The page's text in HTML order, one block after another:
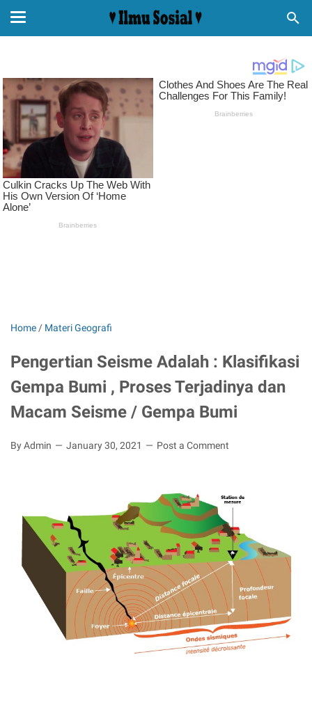
Home/ Materi Geografi
Pengertian Seisme Adalah : Klasifikasi
Gempa Bumi , Proses Terjadinya dan
Macam Seisme / Gempa Bumi
By Admin January 30, 2021 Post a Comment